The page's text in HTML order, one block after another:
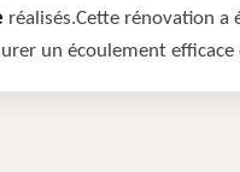
réalisés.Cette rénovation a
un écoulement efficace